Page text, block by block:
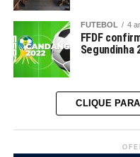
FUTEBOL 4
FFDF
Segundinha
CLIQUE